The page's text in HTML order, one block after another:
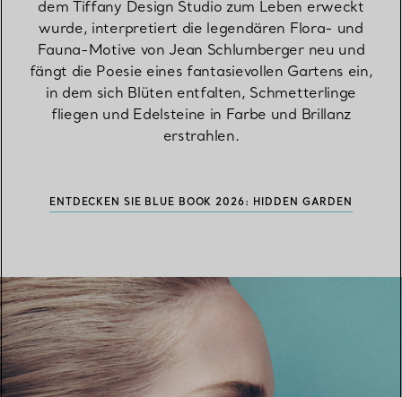
dem Tiffany Design Studio zum Leben erweckt
wurde, interpretiert die legendären Flora- und
Fauna-Motive von Jean Schlumberger neu und
fängt die Poesie eines fantasievollen Gartens ein,
in dem sich Blüten entfalten, Schmetterlinge
fliegen und Edelsteine in Farbe und Brillanz
erstrahlen.
ENTDECKEN SIE BLUE BOOK 2026: HIDDEN GARDEN